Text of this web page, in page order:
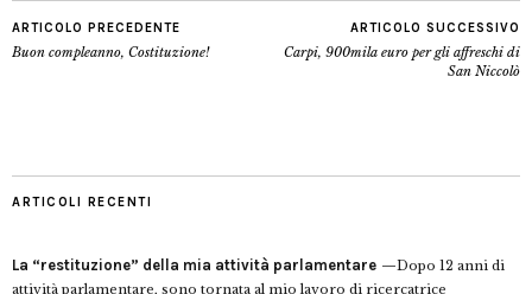
ARTICOLO PRECEDENTE
Buon compleanno, Costituzione!
ARTICOLO SUCCESSIVO
Carpi, 900mila euro per gli affreschi di
San Niccolò
ARTICOLI RECENTI
La “restituzione” della mia attività parlamentare
Dopo 12 anni di
attività parlamentare, sono tornata al mio lavoro di ricercatrice